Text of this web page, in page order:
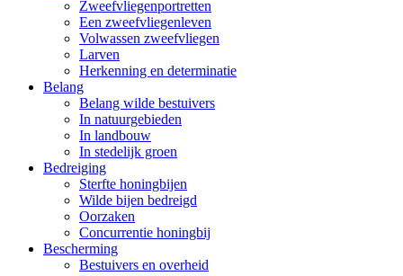
Zweefvliegenportretten
Een zweefvliegenleven
Volwassen zweefvliegen
Larven
Herkenning en determinatie
Belang
Belang wilde bestuivers
In natuurgebieden
In landbouw
In stedelijk groen
Bedreiging
Sterfte honingbijen
Wilde bijen bedreigd
Oorzaken
Concurrentie honingbij
Bescherming
Bestuivers en overheid